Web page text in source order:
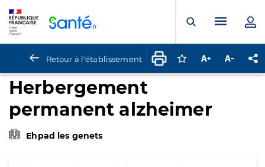
Ouvrir laMenu
Retour à l'établissement Connectez-vous
Augmenter la
Herbergement
permanent alzheimer
Ehpad les genets